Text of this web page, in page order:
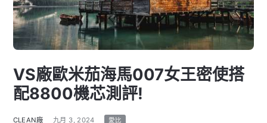
VS廠歐米茄海馬007女王密使搭
配8800機芯測評!
CLEAN廠 九月 3, 2024 愛比